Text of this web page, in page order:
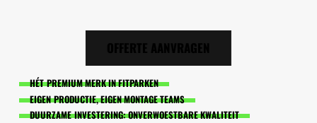
HÉT PREMIUM MERK IN FITPARKEN
EIGEN PRODUCTIE, EIGEN MONTAGE TEAMS
DUURZAME INVESTERING: ONVERWOESTBARE KWALITEIT